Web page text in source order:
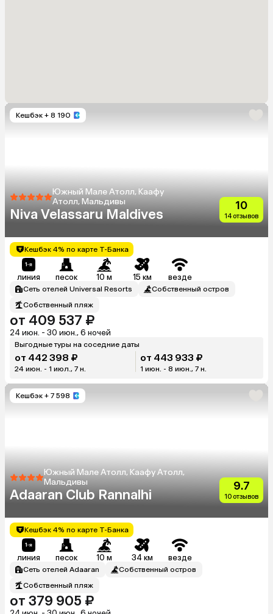
Кешбэк + 8 190
Южный Мале Атолл, Каафу
Атолл, Мальдивы
Niva Velassaru Maldives
10
14 отзывов
Кешбэк 4% по карте Т-Банка
линия песок 10 м 15 км везде
Сеть отелей Universal Resorts
Собственный остров
Собственный пляж
от 409 537 ₽
24 июн. - 30 июн., 6 ночей
Выгодные туры на соседние даты
от 442 398 ₽
24 июн. - 1 июл., 7 н.
от 443 933 ₽
1 июн. - 8 июн., 7 н.
Кешбэк + 7 598
Южный Мале Атолл, Каафу Атолл,
Мальдивы
Adaaran Club Rannalhi
9.7
10 отзывов
Кешбэк 4% по карте Т-Банка
линия песок 10 м 34 км везде
Сеть отелей Adaaran
Собственный остров
Собственный пляж
от 379 905 ₽